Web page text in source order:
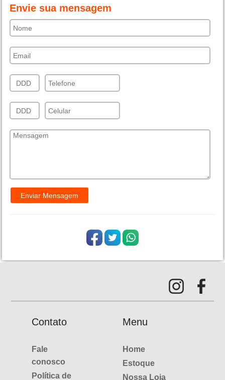
Envie sua mensagem
Contato Menu
Fale
conosco
Política de
Home
Estoque
Nossa Loja